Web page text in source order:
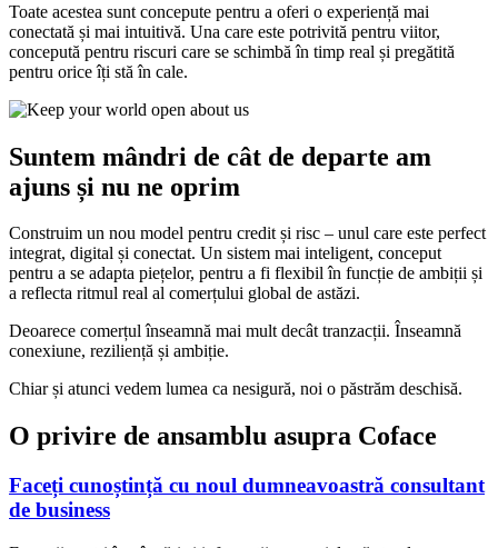
Toate acestea sunt concepute pentru a oferi o experiență mai
conectată și mai intuitivă. Una care este potrivită pentru viitor,
concepută pentru riscuri care se schimbă în timp real și pregătită
pentru orice îți stă în cale.
Suntem mândri de cât de departe am
ajuns și nu ne oprim
Construim un nou model pentru credit și risc – unul care este perfect
integrat, digital și conectat. Un sistem mai inteligent, conceput
pentru a se adapta piețelor, pentru a fi flexibil în funcție de ambiții și
a reflecta ritmul real al comerțului global de astăzi.
Deoarece comerțul înseamnă mai mult decât tranzacții. Înseamnă
conexiune, reziliență și ambiție.
Chiar și atunci vedem lumea ca nesigură, noi o păstrăm deschisă.
O privire de ansamblu asupra Coface
Faceți cunoștință cu noul dumneavoastră consultant
de business